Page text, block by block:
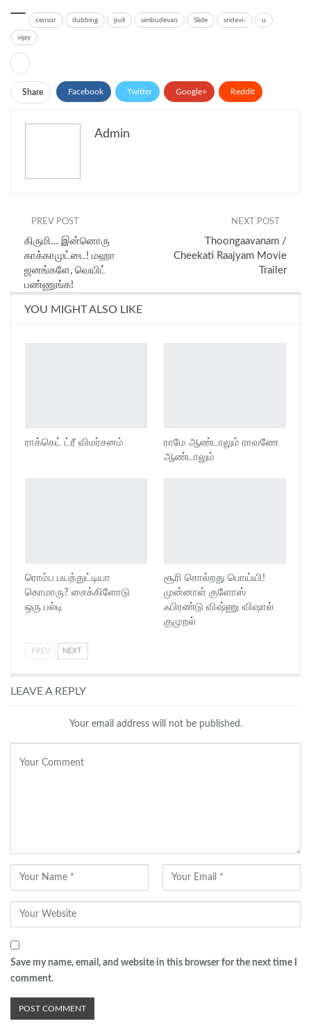
censor dubbing puli simbudevan Slide sridevi- u
vijay
Share Facebook Twitter Google+ ReddIt
Admin
PREV POST
கிருமி… இன்னொரு
காக்காமுட்டை! மஹா
ஜனங்களே, வெயிட்
பண்ணுங்க!
NEXT POST
Thoongaavanam /
Cheekati Raajyam Movie
Trailer
YOU MIGHT ALSO LIKE
ராக்கெட் ட்ரீ விமர்சனம்
ராமே ஆண்டாலும் ராவணே
ஆண்டாலும்
ரொம்ப பயந்துட்டியா
கொமாரு? சைக்கிளோடு
ஒரு பல்டி
சூரி சொல்றது பொய்யி!
முன்னாள் குளோஸ்
ஃபிரண்டு விஷ்ணு விஷால்
குமுறல்
PREV NEXT
LEAVE A REPLY
Your email address will not be published.
Save my name, email, and website in this browser for the next time I
comment.